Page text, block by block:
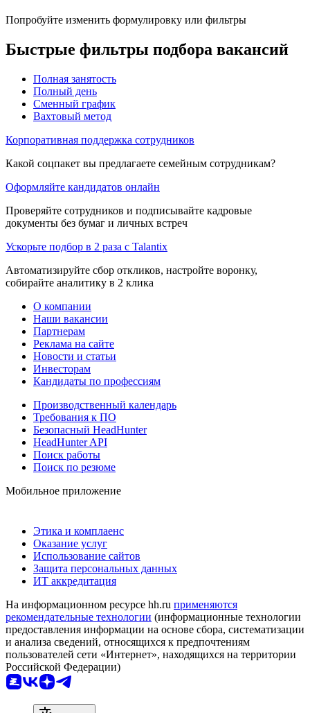
Попробуйте изменить формулировку или фильтры
Быстрые фильтры подбора вакансий
Полная занятость
Полный день
Сменный график
Вахтовый метод
Корпоративная поддержка сотрудников
Какой соцпакет вы предлагаете семейным сотрудникам?
Оформляйте кандидатов онлайн
Проверяйте сотрудников и подписывайте кадровые
документы без бумаг и личных встреч
Ускорьте подбор в 2 раза с Talantix
Автоматизируйте сбор откликов, настройте воронку,
собирайте аналитику в 2 клика
О компании
Наши вакансии
Партнерам
Реклама на сайте
Новости и статьи
Инвесторам
Кандидаты по профессиям
Производственный календарь
Требования к ПО
Безопасный HeadHunter
HeadHunter API
Поиск работы
Поиск по резюме
Мобильное приложение
Этика и комплаенс
Оказание услуг
Использование сайтов
Защита персональных данных
ИТ аккредитация
На информационном ресурсе hh.ru применяются
рекомендательные технологии (информационные технологии
предоставления информации на основе сбора, систематизации
и анализа сведений, относящихся к предпочтениям
пользователей сети «Интернет», находящихся на территории
Российской Федерации)